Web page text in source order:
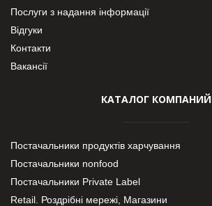
Послуги з надання інформації
Відгуки
Контакти
Вакансії
КАТАЛОГ КОМПАНИЙ
Постачальники продуктів харчування
Постачальники nonfood
Постачальники Private Label
Retail. Роздрібні мережі, Магазини